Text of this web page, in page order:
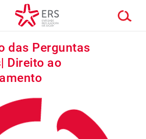
das Perguntas
Direito ao